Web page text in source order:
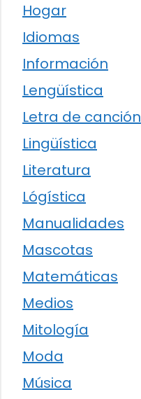
Hogar
Idiomas
Información
Lengüística
Letra de canción
Lingüística
Literatura
Lógística
Manualidades
Mascotas
Matemáticas
Medios
Mitología
Moda
Música